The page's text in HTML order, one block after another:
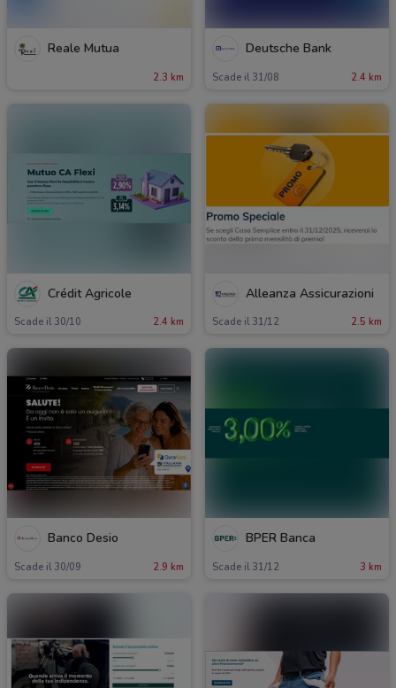
Reale Mutua
2.3 km
Deutsche Bank
Scade il 31/08 2.4 km
Crédit Agricole
Scade il 30/10 2.4 km
Alleanza Assicurazioni
Scade il 31/12 2.5 km
Banco Desio
Scade il 30/09 2.9 km
BPER Banca
Scade il 31/12 3 km